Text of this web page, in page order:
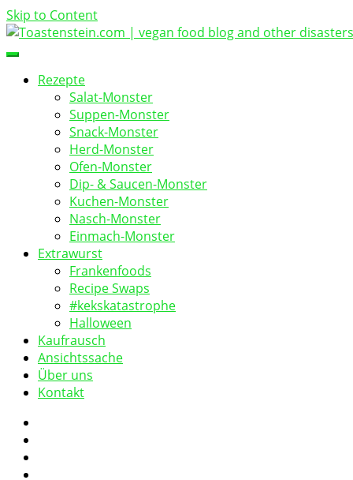
Skip to Content
Toastenstein.com
vegan food blog
Rezepte
Salat-Monster
Suppen-Monster
Snack-Monster
Herd-Monster
Ofen-Monster
Dip- & Saucen-Monster
Kuchen-Monster
Nasch-Monster
Einmach-Monster
Extrawurst
Frankenfoods
Recipe Swaps
#kekskatastrophe
Halloween
Kaufrausch
Ansichtssache
Über uns
Kontakt